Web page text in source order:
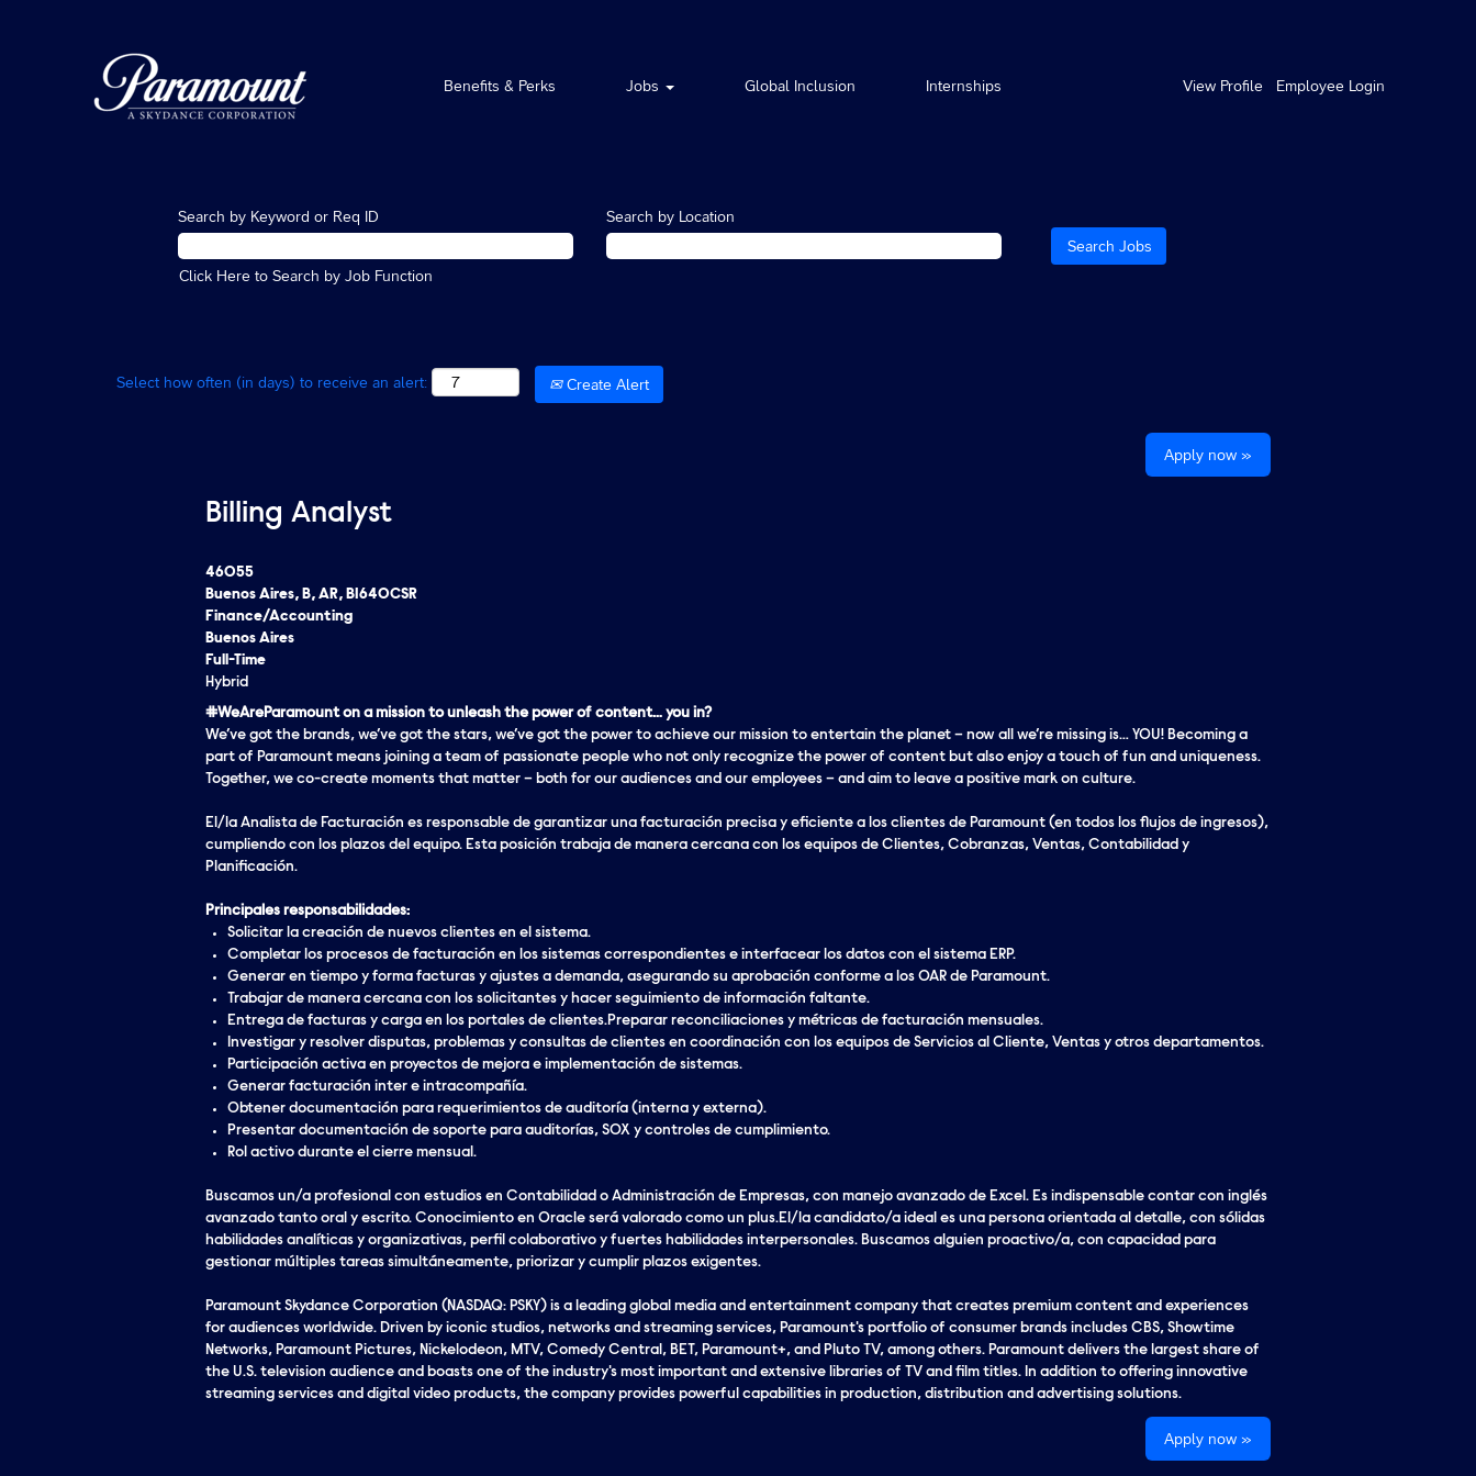
Benefits & Perks Jobs Global Inclusion Internships View Profile Employee Login
Search by Keyword or Req ID Search by Location
Click Here to Search by Job Function
Select how often (in days) to receive an alert: Create Alert
Apply now »
Billing Analyst
46055
Buenos Aires, B, AR, B1640CSR
Finance/Accounting
Buenos Aires
Full-Time
Hybrid
#WeAreParamount on a mission to unleash the power of content… you in?
We’ve got the brands, we’ve got the stars, we’ve got the power to achieve our mission to entertain the planet – now all we’re missing is… YOU! Becoming a
part of Paramount means joining a team of passionate people who not only recognize the power of content but also enjoy a touch of fun and uniqueness.
Together, we co-create moments that matter – both for our audiences and our employees – and aim to leave a positive mark on culture.
El/la Analista de Facturación es responsable de garantizar una facturación precisa y eficiente a los clientes de Paramount (en todos los flujos de ingresos),
cumpliendo con los plazos del equipo. Esta posición trabaja de manera cercana con los equipos de Clientes, Cobranzas, Ventas, Contabilidad y
Planificación.
Principales responsabilidades:
Solicitar la creación de nuevos clientes en el sistema.
Completar los procesos de facturación en los sistemas correspondientes e interfacear los datos con el sistema ERP.
Generar en tiempo y forma facturas y ajustes a demanda, asegurando su aprobación conforme a los OAR de Paramount.
Trabajar de manera cercana con los solicitantes y hacer seguimiento de información faltante.
Entrega de facturas y carga en los portales de clientes.Preparar reconciliaciones y métricas de facturación mensuales.
Investigar y resolver disputas, problemas y consultas de clientes en coordinación con los equipos de Servicios al Cliente, Ventas y otros departamentos.
Participación activa en proyectos de mejora e implementación de sistemas.
Generar facturación inter e intracompañía.
Obtener documentación para requerimientos de auditoría (interna y externa).
Presentar documentación de soporte para auditorías, SOX y controles de cumplimiento.
Rol activo durante el cierre mensual.
Buscamos un/a profesional con estudios en Contabilidad o Administración de Empresas, con manejo avanzado de Excel. Es indispensable contar con inglés
avanzado tanto oral y escrito. Conocimiento en Oracle será valorado como un plus.El/la candidato/a ideal es una persona orientada al detalle, con sólidas
habilidades analíticas y organizativas, perfil colaborativo y fuertes habilidades interpersonales. Buscamos alguien proactivo/a, con capacidad para
gestionar múltiples tareas simultáneamente, priorizar y cumplir plazos exigentes.
Paramount Skydance Corporation (NASDAQ: PSKY) is a leading global media and entertainment company that creates premium content and experiences
for audiences worldwide. Driven by iconic studios, networks and streaming services, Paramount's portfolio of consumer brands includes CBS, Showtime
Networks, Paramount Pictures, Nickelodeon, MTV, Comedy Central, BET, Paramount+, and Pluto TV, among others. Paramount delivers the largest share of
the U.S. television audience and boasts one of the industry's most important and extensive libraries of TV and film titles. In addition to offering innovative
streaming services and digital video products, the company provides powerful capabilities in production, distribution and advertising solutions.
Apply now »